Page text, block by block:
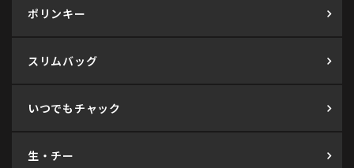
ポリンキー
スリムバッグ
いつでもチャック
生・チー